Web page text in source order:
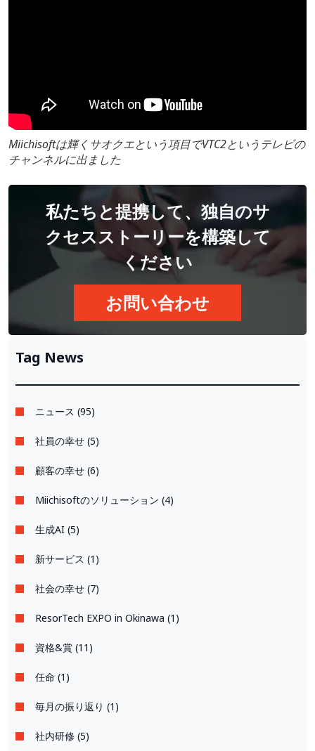
Miichisoftは輝くサオクエという項目でVTC2というテレビの
チャンネルに出ました
私たちと提携して、独自のサ
クセスストーリーを構築して
ください
お問い合わせ
Tag News
ニュース (95)
社員の幸せ (5)
顧客の幸せ (6)
Miichisoftのソリューション (4)
生成AI (5)
新サービス (1)
社会の幸せ (7)
ResorTech EXPO in Okinawa (1)
資格&賞 (11)
任命 (1)
毎月の振り返り (1)
社内研修 (5)